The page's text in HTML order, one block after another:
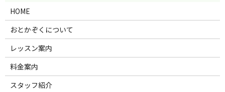
HOME
おとかぞくについて
レッスン案内
料金案内
スタッフ紹介